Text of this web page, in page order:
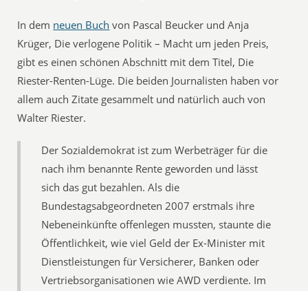
In dem neuen Buch von Pascal Beucker und Anja
Krüger, Die verlogene Politik – Macht um jeden Preis,
gibt es einen schönen Abschnitt mit dem Titel, Die
Riester-Renten-Lüge. Die beiden Journalisten haben vor
allem auch Zitate gesammelt und natürlich auch von
Walter Riester.
Der Sozialdemokrat ist zum Werbeträger für die
nach ihm benannte Rente geworden und lässt
sich das gut bezahlen. Als die
Bundestagsabgeordneten 2007 erstmals ihre
Nebeneinkünfte offenlegen mussten, staunte die
Öffentlichkeit, wie viel Geld der Ex-Minister mit
Dienstleistungen für Versicherer, Banken oder
Vertriebsorganisationen wie AWD verdiente. Im